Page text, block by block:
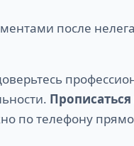
после
по телефону